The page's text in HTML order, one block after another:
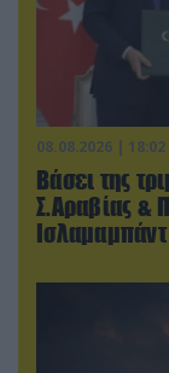
08.08.2026 | 18:02
Βάσει της
Σ.Αραβίας &